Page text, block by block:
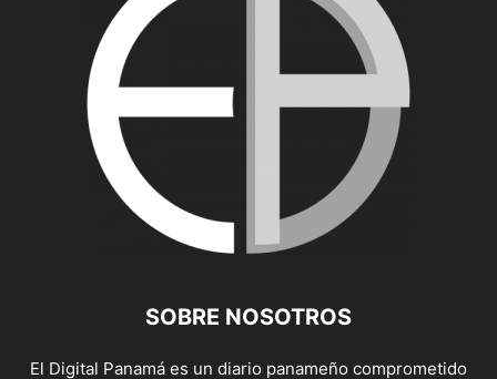
SOBRE NOSOTROS
El Digital Panamá es un diario panameño comprometido